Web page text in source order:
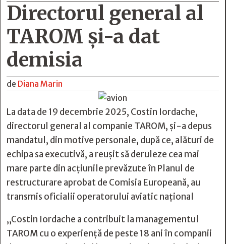
Directorul general al
TAROM și-a dat
demisia
de Diana Marin
La data de 19 decembrie 2025, Costin Iordache,
directorul general al companie TAROM, și-a depus
mandatul, din motive personale, după ce, alături de
echipa sa executivă, a reușit să deruleze cea mai
mare parte din acțiunile prevăzute în Planul de
restructurare aprobat de Comisia Europeană, au
transmis oficialii operatorului aviatic național
„Costin Iordache a contribuit la managementul
TAROM cu o experiență de peste 18 ani în companii